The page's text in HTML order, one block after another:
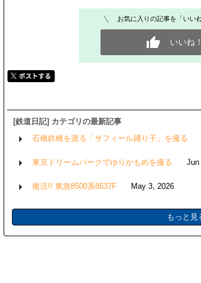
お気に入りの記事を「いい
いいね！
[鉄道日記] カテゴリの最新記事
石橋鉄橋を渡る「サフィール踊り子」を撮る
東京ドリームパークでゆりかもめを撮る Jun
復活!! 東急8500系8637F May 3, 2026
もっと見